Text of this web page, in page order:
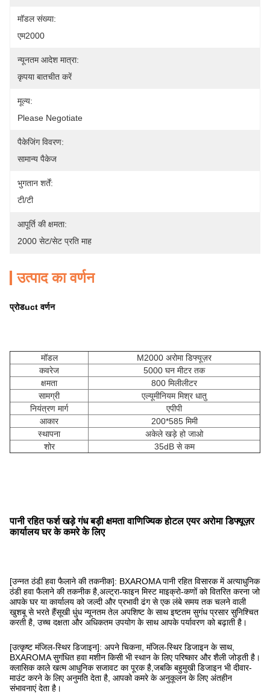
मॉडल संख्या:
एम2000
न्यूनतम आदेश मात्रा:
कृपया बातचीत करें
मूल्य:
Please Negotiate
पैकेजिंग विवरण:
सामान्य पैकेज
भुगतान शर्तें:
टी/टी
आपूर्ति की क्षमता:
2000 सेट/सेट प्रति माह
उत्पाद का वर्णन
प्रोडuct वर्णन
मॉडल
M2000 अरोमा डिफ्यूज़र
कवरेज
5000 घन मीटर तक
क्षमता
800 मिलीलीटर
सामग्री
एल्यूमीनियम मिश्र धातु
नियंत्रण मार्ग
एपीपी
आकार
200*585 मिमी
स्थापना
अकेले खड़े हो जाओ
शोर
35dB से कम
पानी रहित फर्श खड़े गंध बड़ी क्षमता वाणिज्यिक होटल एयर अरोमा डिफ्यूज़र
कार्यालय घर के कमरे के लिए
[उन्नत ठंडी हवा फैलाने की तकनीक]: BXAROMA पानी रहित विसारक में अत्याधुनिक
ठंडी हवा फैलाने की तकनीक है,अल्ट्रा-फाइन मिस्ट माइक्रो-कणों को वितरित करना जो
आपके घर या कार्यालय को जल्दी और प्रभावी ढंग से एक लंबे समय तक चलने वाली
खुशबू से भरते हैंसूखी धुंध न्यूनतम तेल अपशिष्ट के साथ इष्टतम सुगंध प्रसार सुनिश्चित
करती है, उच्च दक्षता और अधिकतम उपयोग के साथ आपके पर्यावरण को बढ़ाती है।
[उत्कृष्ट मंजिल-स्थिर डिजाइन]: अपने चिकना, मंजिल-स्थिर डिजाइन के साथ,
BXAROMA सुगंधित हवा मशीन किसी भी स्थान के लिए परिष्कार और शैली जोड़ती है।
क्लासिक काले खत्म आधुनिक सजावट का पूरक है,जबकि बहुमुखी डिजाइन भी दीवार-
माउंट करने के लिए अनुमति देता है, आपको कमरे के अनुकूलन के लिए अंतहीन
संभावनाएं देता है।